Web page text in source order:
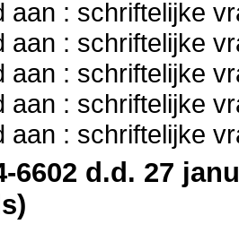
aan : schriftelijke
aan : schriftelijke
aan : schriftelijke
aan : schriftelijke
aan : schriftelijke
6602 d.d. 27